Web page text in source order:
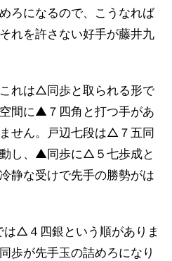
ろになるので、こうなれば
れを許さない好手が藤井九
れは△同歩と取られる形で
間に▲７四角と打つ手があ
せん。戸辺七段は△７五同
し、▲同歩に△５七歩成と
静な受けで先手の勝勢がは
は△４四銀という順がありま
が先手玉の詰めろになり